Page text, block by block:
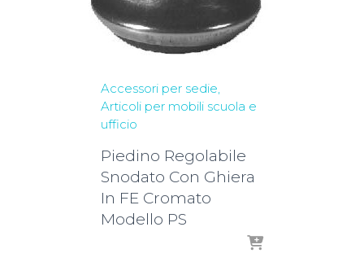
Accessori per sedie
Articoli per mobili scuola e
ufficio
Piedino Regolabile
Snodato Con Ghiera
In FE Cromato
Modello PS